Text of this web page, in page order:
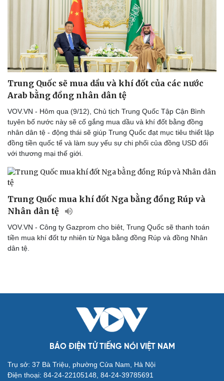
Đọc truyện đêm khuya
Cửa sổ tình yêu
Kể chuyện cho bé
Hạt giống tâm hồn
Trung Quốc sẽ mua dầu và khí đốt của các nước
Arab bằng đồng nhân dân tệ
VOV.VN - Hôm qua (9/12), Chủ tịch Trung Quốc Tập Cận Bình
tuyên bố nước này sẽ cố gắng mua dầu và khí đốt bằng đồng
nhân dân tệ - động thái sẽ giúp Trung Quốc đạt mục tiêu thiết lập
đồng tiền quốc tế và làm suy yếu sự chi phối của đồng USD đối
với thương mại thế giới.
Trung Quốc mua khí đốt Nga bằng đồng Rúp và
Nhân dân tệ
VOV.VN - Công ty Gazprom cho biêt, Trung Quốc sẽ thanh toán
tiền mua khí đốt tự nhiên từ Nga bằng đồng Rúp và đồng Nhân
dân tệ.
BÁO ĐIỆN TỬ TIẾNG NÓI VIỆT NAM
Trụ sở: 37 Bà Triệu, phường Cửa Nam, Hà Nội
Điện thoại: 84-24-22105148, 84-24-39785691